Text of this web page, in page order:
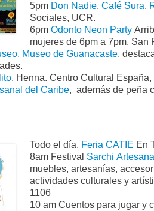
5pm Don Nadie, Café Sura,
Sociales, UCR.
6pm Odonto Neon Party
mujeres de 6pm a 7pm. San
Museo de Guanacaste,
. Henna. Centro Cultural
del Caribe, además de peña
Todo el día. Feria CATIE En
8am Festival Sarchi Artesanal
muebles, artesanías,
actividades culturales y
1106
10 am Cuentos para jugar y